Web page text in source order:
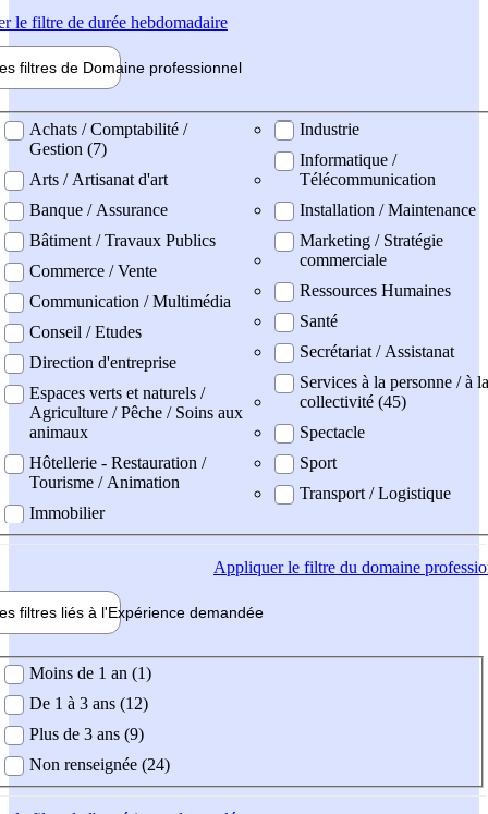
le filtre de durée hebdomadaire
filtres de Domaine professionnel
professionel
Achats / Comptabilité /
Gestion (7)
Arts / Artisanat d'art
Banque / Assurance
Bâtiment / Travaux Publics
Commerce / Vente
Communication / Multimédia
Conseil / Etudes
Direction d'entreprise
Espaces verts et naturels /
Agriculture / Pêche / Soins aux
animaux
Hôtellerie - Restauration /
Tourisme / Animation
Immobilier
Industrie
Informatique /
Télécommunication
Installation / Maintenance
Marketing / Stratégie
commerciale
Ressources Humaines
Santé
Secrétariat / Assistanat
Services à la personne / à la
collectivité (45)
Spectacle
Sport
Transport / Logistique
Appliquerle filtre du domaine
filtres liés à l'Expérience demandée
demandée
Moins de 1 an (1)
De 1 à 3 ans (12)
Plus de 3 ans (9)
Non renseignée (24)